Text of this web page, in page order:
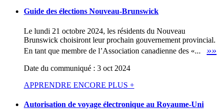
Guide des élections Nouveau-Brunswick
Le lundi 21 octobre 2024, les résidents du Nouveau
Brunswick choisiront leur prochain gouvernement provincial.
En tant que membre de l’Association canadienne des «... »»
Date du communiqué : 3 oct 2024
APPRENDRE ENCORE PLUS +
Autorisation de voyage électronique au Royaume-Uni